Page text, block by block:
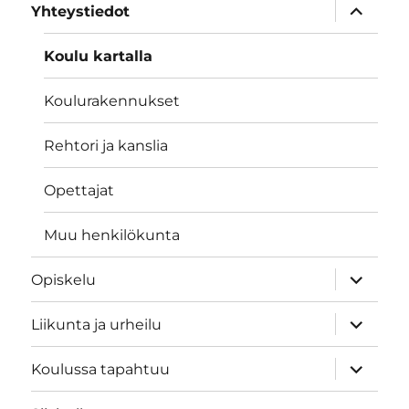
Yhteystiedot
näytä
Koulu kartalla
Koulurakennukset
Rehtori ja kanslia
Opettajat
Muu henkilökunta
Opiskelu
näytä
Liikunta ja urheilu
näytä
Koulussa tapahtuu
näytä